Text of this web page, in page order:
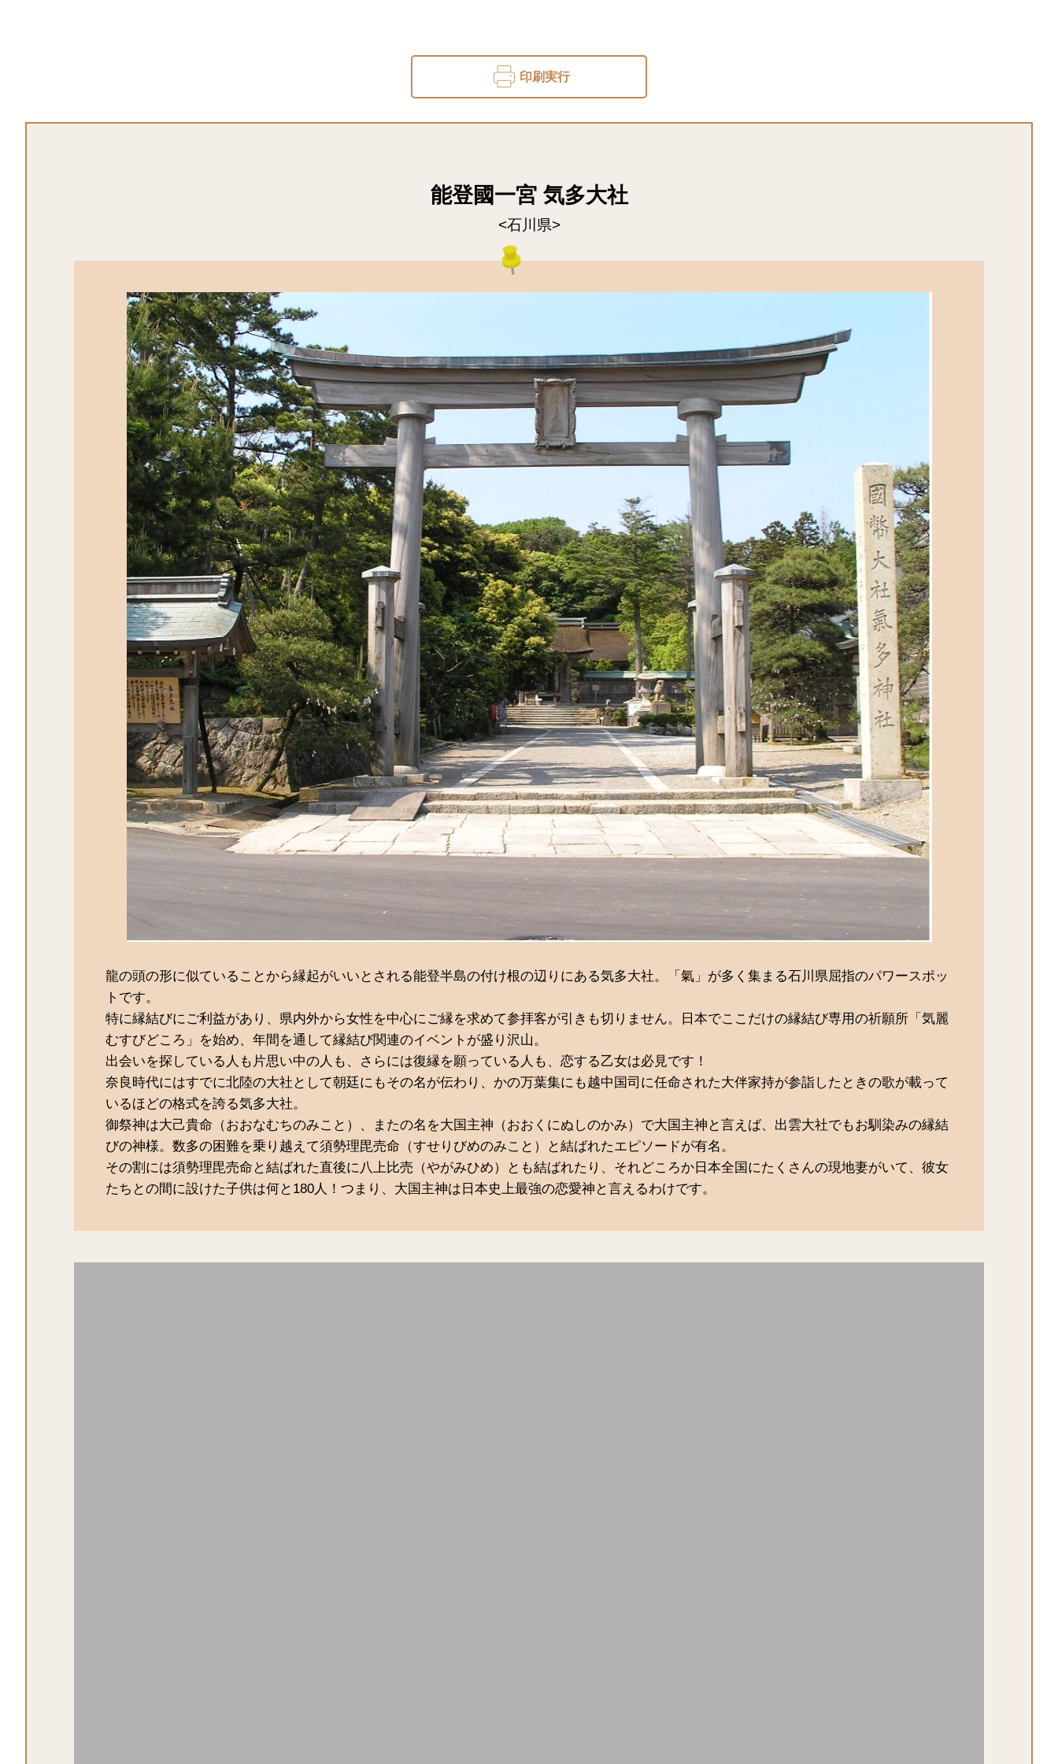
印刷実行
能登國一宮 気多大社
<石川県>
龍の頭の形に似ていることから縁起がいいとされる能登半島の付け根の辺りにある気多大社。「氣」が多く集まる石川県屈指のパワースポッ
トです。
特に縁結びにご利益があり、県内外から女性を中心にご縁を求めて参拝客が引きも切りません。日本でここだけの縁結び専用の祈願所「気麗
むすびどころ」を始め、年間を通して縁結び関連のイベントが盛り沢山。
出会いを探している人も片思い中の人も、さらには復縁を願っている人も、恋する乙女は必見です！
奈良時代にはすでに北陸の大社として朝廷にもその名が伝わり、かの万葉集にも越中国司に任命された大伴家持が参詣したときの歌が載って
いるほどの格式を誇る気多大社。
御祭神は大己貴命（おおなむちのみこと）、またの名を大国主神（おおくにぬしのかみ）で大国主神と言えば、出雲大社でもお馴染みの縁結
びの神様。数多の困難を乗り越えて須勢理毘売命（すせりびめのみこと）と結ばれたエピソードが有名。
その割には須勢理毘売命と結ばれた直後に八上比売（やがみひめ）とも結ばれたり、それどころか日本全国にたくさんの現地妻がいて、彼女
たちとの間に設けた子供は何と180人！つまり、大国主神は日本史上最強の恋愛神と言えるわけです。